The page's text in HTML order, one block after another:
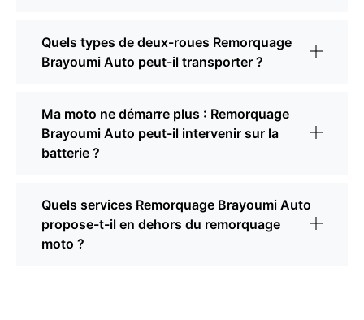
Quels types de deux-roues Remorquage
Brayoumi Auto peut-il transporter ?
Ma moto ne démarre plus : Remorquage
Brayoumi Auto peut-il intervenir sur la
batterie ?
Quels services Remorquage Brayoumi Auto
propose-t-il en dehors du remorquage
moto ?